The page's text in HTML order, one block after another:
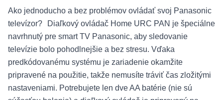
Ako jednoducho a bez problémov ovládať svoj Panasonic
televízor? Diaľkový ovládač Home URC PAN je špeciálne
navrhnutý pre smart TV Panasonic, aby sledovanie
televízie bolo pohodlnejšie a bez stresu. Vďaka
predkódovanému systému je zariadenie okamžite
pripravené na použitie, takže nemusíte tráviť čas zložitými
nastaveniami. Potrebujete len dve AA batérie (nie sú